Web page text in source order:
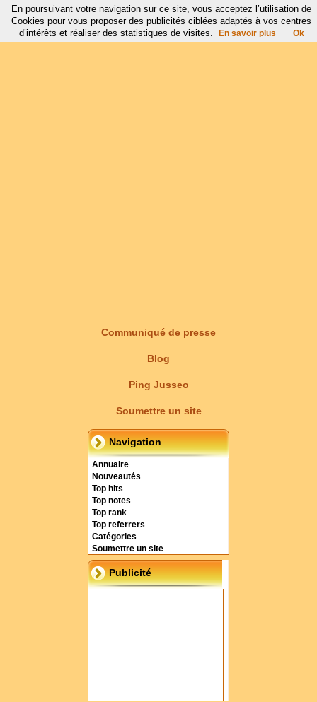
Communiqué de presse
Blog
Ping Jusseo
Soumettre un site
Navigation
Annuaire
Nouveautés
Top hits
Top notes
Top rank
Top referrers
Catégories
Soumettre un site
Publicité
En poursuivant votre navigation sur ce site, vous acceptez l’utilisation de
Cookies pour vous proposer des publicités ciblées adaptés à vos centres
d’intérêts et réaliser des statistiques de visites.
En savoir plus Ok